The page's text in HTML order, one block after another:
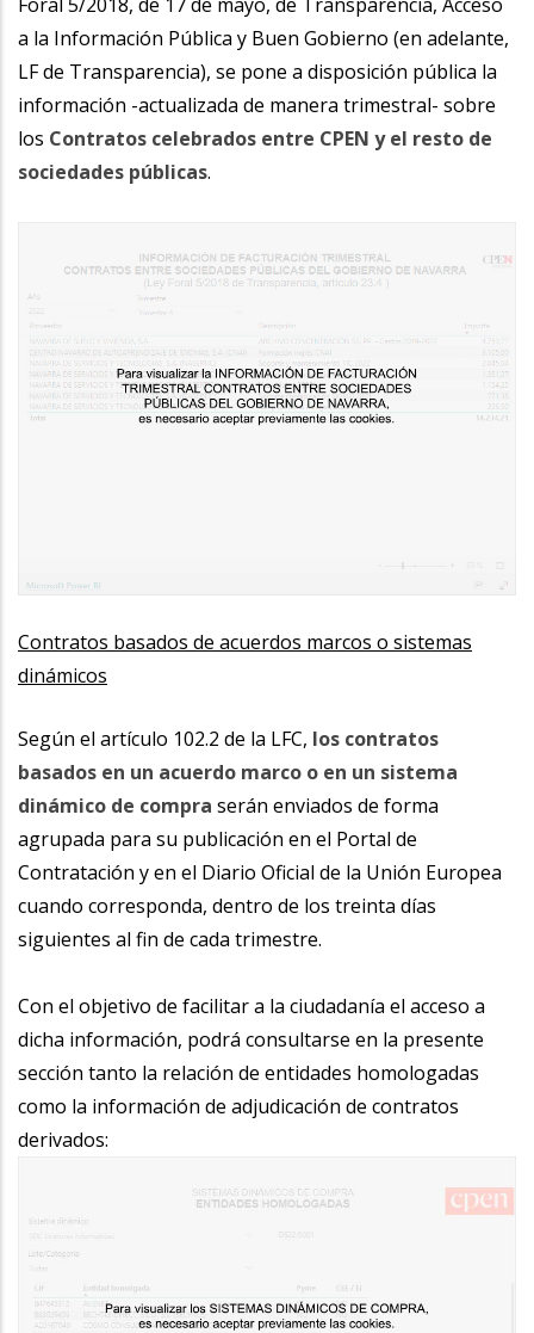
a la Información Pública y Buen Gobierno (en adelante,
LF de Transparencia), se pone a disposición pública la
información -actualizada de manera trimestral- sobre
los Contratos celebrados entre CPEN y el resto de
sociedades públicas.
Contratos basados de acuerdos marcos o sistemas
dinámicos
Según el artículo 102.2 de la LFC, los contratos
basados en un acuerdo marco o en un sistema
dinámico de compra serán enviados de forma
agrupada para su publicación en el Portal de
Contratación y en el Diario Oficial de la Unión Europea
cuando corresponda, dentro de los treinta días
siguientes al fin de cada trimestre.
Con el objetivo de facilitar a la ciudadanía el acceso a
dicha información, podrá consultarse en la presente
sección tanto la relación de entidades homologadas
como la información de adjudicación de contratos
derivados: